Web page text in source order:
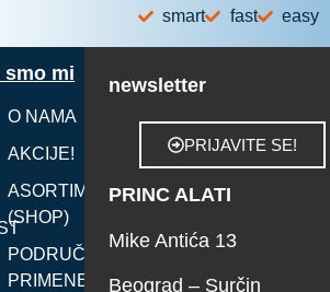
smart fast easy
smo mi
O NAMA
AKCIJE!
ASORTIMAN
(SHOP)
PODRUČJA
PRIMENE
newsletter
PRIJAVITE SE!
PRINC ALATI
Mike Antića 13
Beograd – Surčin